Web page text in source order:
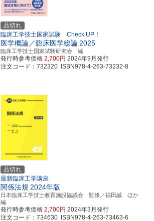
品切れ
臨床工学技士国家試験 Check UP！
医学概論／臨床医学総論2025
臨床工学技士国家試験研究会 編
発行時参考価格2,700円 2024年9月発行
注文コード：732320 ISBN978-4-263-73232-8
品切れ
最新臨床工学講座
関係法規2024年版
日本臨床工学技士教育施設協議会 監修／福田誠 ほか
編
発行時参考価格2,700円 2024年3月発行
注文コード：734630 ISBN978-4-263-73463-6